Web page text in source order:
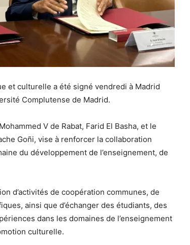
et culturelle a été signé vendredi à Madrid
Complutense de Madrid.
V de Rabat, Farid El Basha, et le
Goñi, vise à renforcer la collaboration
du développement de l’enseignement, de
d’activités de coopération communes, de
ainsi que d’échanger des étudiants, des
dans les domaines de l’enseignement
culturelle.